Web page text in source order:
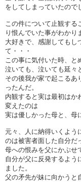
をしてしまっていたので
この件について止観する
り恨んでいた事がわかり
大好きで、感謝してもし
て・・・
この事に気付いた時、と
泣いても、泣いても延々
その後我が家で起こるあ
ったんだ。
内観すると実は最初はか
変えたのは
実は優しかった母と、母
元々、人に納得いくよう
のは被害者面した自分だ
母への恨みを父にかぶせ
自分が父に反発するよう
ました。
父の矛先が妹に向かうと